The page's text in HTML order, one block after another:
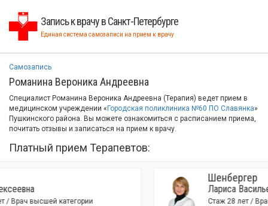
Запись к врачу в Санкт-Петербурге
Единая система самозаписи на прием к врачу
Самозапись
Романина Вероника Андреевна
Специалист Романина Вероника Андреевна (Терапия) ведет прием в
медицинском учреждении « Городская поликлиника №60 ПО Славянка»
Пушкинского района. Вы можете ознакомиться с расписанием приема,
почитать отзывы и записаться на прием к врачу.
Платный прием Терапевтов:
Стаж 28 лет / Врач высшей категории